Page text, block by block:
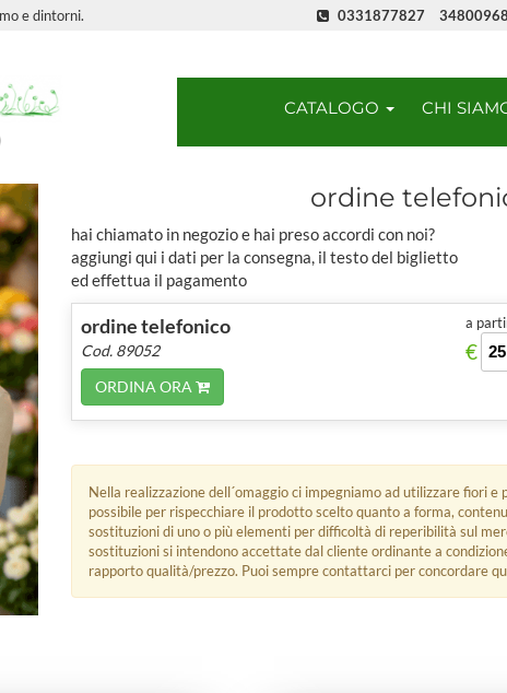
e dintorni. 0331877827
CATALOGO CHI
ordine
hai chiamato in negozio e hai preso accordi con noi?
aggiungi qui i dati per la consegna, il testo del biglietto
ed effettua il pagamento
ordine telefonico
Cod. 89052
ORDINA ORA
a
€
Nella realizzazione dell´omaggio ci impegniamo ad utilizzare fiori
possibile per rispecchiare il prodotto scelto quanto a forma,
sostituzioni di uno o più elementi per difficoltà di reperibilità sul
sostituzioni si intendono accettate dal cliente ordinante a
rapporto qualità/prezzo. Puoi sempre contattarci per concordare